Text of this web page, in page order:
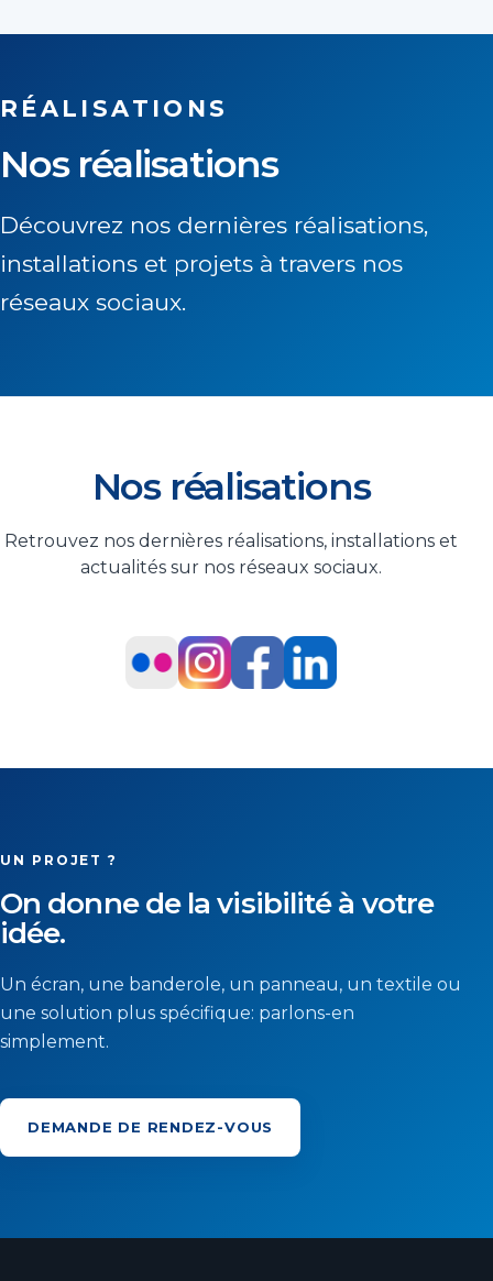
RÉALISATIONS
Nos réalisations
Découvrez nos dernières réalisations,
installations et projets à travers nos
réseaux sociaux.
Nos réalisations
Retrouvez nos dernières réalisations, installations et
actualités sur nos réseaux sociaux.
UN PROJET ?
On donne de la visibilité à votre
idée.
Un écran, une banderole, un panneau, un textile ou
une solution plus spécifique: parlons-en
simplement.
DEMANDE DE RENDEZ-VOUS